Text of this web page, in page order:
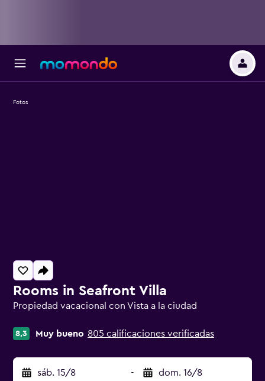
Rooms in Seafront Villa
Propiedad vacacional con Vista a la ciudad
8,3 Muy bueno 805 calificaciones verificadas
sáb. 15/8 - dom. 16/8
Fotos